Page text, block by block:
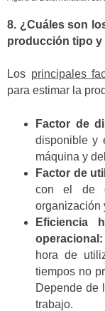
8. ¿Cuáles son
producción tipo y
Los principales
para estimar la
Factor de
disponible y
máquina y
Factor de
con el de
organización
Eficiencia
operacional:
hora de
tiempos no
Depende de
trabajo.